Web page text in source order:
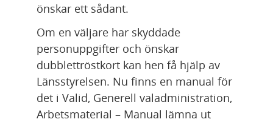
önskar ett sådant.
Om en väljare har skyddade
personuppgifter och önskar
dubblettröstkort kan hen få hjälp av
Länsstyrelsen. Nu finns en manual för
det i Valid, Generell valadministration,
Arbetsmaterial – Manual lämna ut